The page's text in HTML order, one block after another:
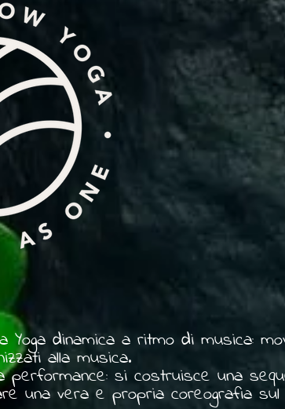
Yoga dinamica a ritmo di musica:
alla musica.
si costruisce una
una vera e propria coreografia sul